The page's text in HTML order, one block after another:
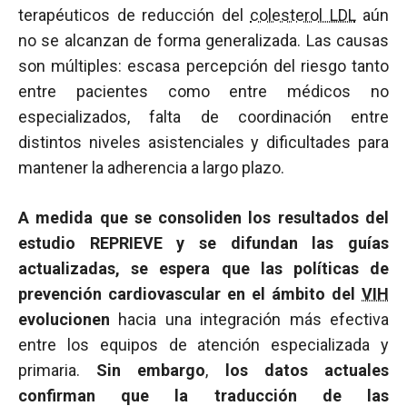
terapéuticos de reducción del colesterol LDLaún
no se alcanzan de forma generalizada. Las causas
son múltiples: escasa percepción del riesgo tanto
entre pacientes como entre médicos no
especializados, falta de coordinación entre
distintos niveles asistenciales y dificultades para
mantener la adherencia a largo plazo.
A medida que se consoliden los resultados del
estudio REPRIEVE y se difundan las guías
actualizadas, se espera que las políticas de
prevención cardiovascular en el ámbito del VIH
evolucionen hacia una integración más efectiva
entre los equipos de atención especializada y
primaria. Sin embargo,
los datos actuales
confirman que la traducción de las